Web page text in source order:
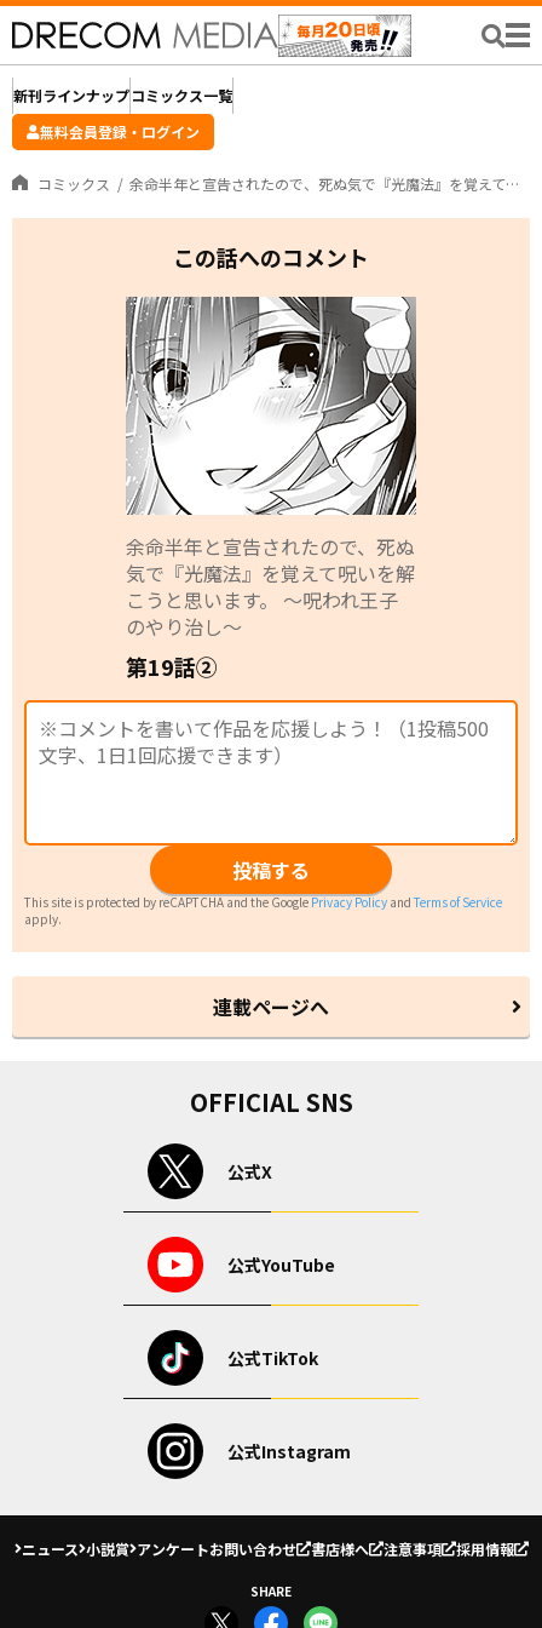
新刊ラインナップコミックス一覧
無料会員登録・ログイン
コミックス 余命半年と宣告されたので、死ぬ気で『光魔法』を覚えて呪いを解こうと思います。 ～呪われ王子のやり治し～
この話へのコメント
余命半年と宣告されたので、死ぬ
気で『光魔法』を覚えて呪いを解
こうと思います。 ～呪われ王子
のやり治し～
第19話②
投稿する
This site is protected by reCAPTCHA and the GooglePrivacy Policy andTerms of Service
apply.
連載ページへ
OFFICIAL SNS
公式X
公式YouTube
公式TikTok
公式Instagram
ニュース 小説賞 アンケートお問い合わせ 書店様へ 注意事項 採用情報
SHARE